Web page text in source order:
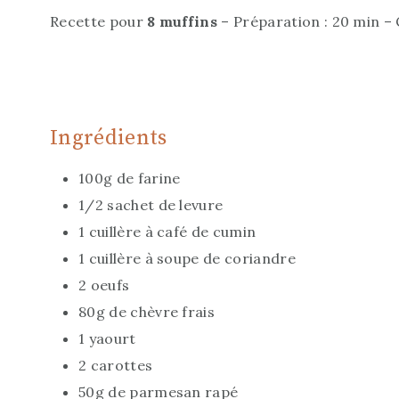
Recette pour 8 muffins – Préparation : 20 min –
Ingrédients
100g de farine
1/2 sachet de levure
1 cuillère à café de cumin
1 cuillère à soupe de coriandre
2 oeufs
80g de chèvre frais
1 yaourt
2 carottes
50g de parmesan rapé